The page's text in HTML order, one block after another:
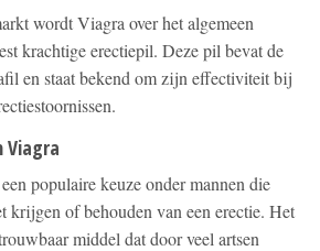
wordt Viagra over het algemeen
krachtige erectiepil. Deze pil bevat de
en staat bekend om zijn effectiviteit bij
Viagra
populaire keuze onder mannen die
krijgen of behouden van een erectie. Het
middel dat door veel artsen